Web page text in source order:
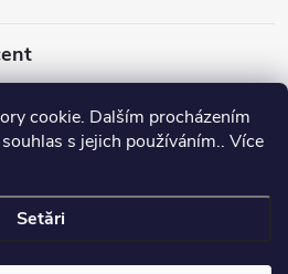
cookie. Dalším procházením
s jejich používáním.. Více
Setări
128 GB
. Toate drepturile rezervate.